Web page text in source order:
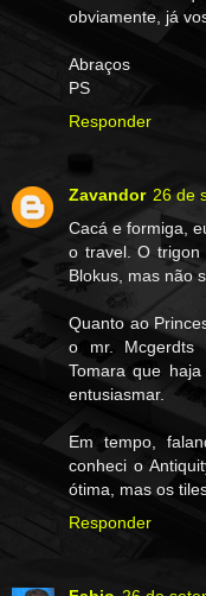
obviamente, já
Abraços
PS
Responder
Zavandor 26 de
Cacá e formiga,
o travel. O trigon
Blokus, mas não
Quanto ao
o mr. Mcgerdts
Tomara que
entusiasmar.
Em tempo,
conheci o
ótima, mas os
Responder